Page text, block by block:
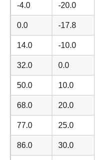
-4.0 -20.0
0.0 -17.8
14.0 -10.0
32.0 0.0
50.0 10.0
68.0 20.0
77.0 25.0
86.0 30.0